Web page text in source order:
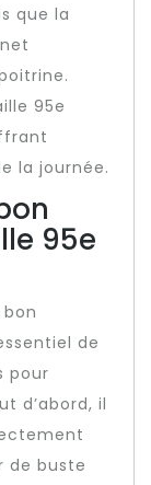
que la
95e
la journée.
95e
de
pour
d’abord, il
de buste